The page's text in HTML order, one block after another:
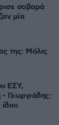
σοβαρά
μία
της: Μόλις
ΕΣΥ,
- Γεωργιάδης: